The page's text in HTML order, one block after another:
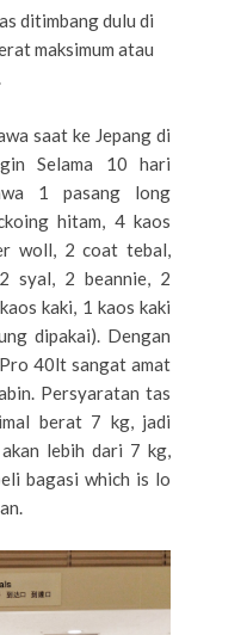
ditimbang dulu di
maksimum atau
saat ke Jepang di
Selama 10 hari
1 pasang long
hitam, 4 kaos
woll, 2 coat tebal,
syal, 2 beannie, 2
kaki, 1 kaos kaki
dipakai). Dengan
40lt sangat amat
Persyaratan tas
berat 7 kg, jadi
lebih dari 7 kg,
bagasi which is lo